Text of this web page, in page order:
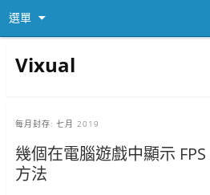
選單
Vixual
每月封存: 七月 2019
幾個在電腦遊戲中顯示
方法